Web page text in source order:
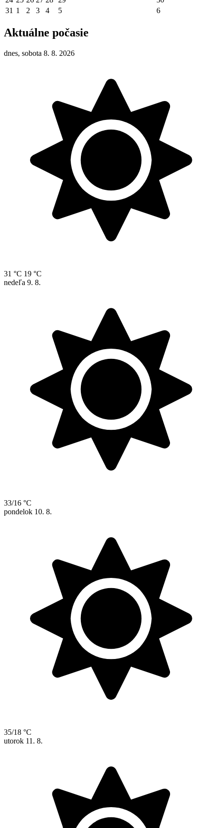
31 1 2 3 4 5 6
Aktuálne počasie
dnes, sobota 8. 8. 2026
31 °C 19 °C
nedeľa 9. 8.
33/16 °C
pondelok 10. 8.
35/18 °C
utorok 11. 8.